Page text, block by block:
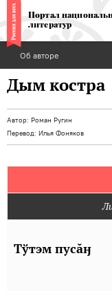
Портал
литератур
Об авторе
Дым костра
Автор: Роман Ругин
Перевод: Илья Фоняков
Тўтэм пусăӈ